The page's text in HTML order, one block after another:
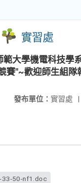
實習處
大學機電科技學
賽"~歡迎師生組隊
發布單位： 實習處 |
50-nf1.doc